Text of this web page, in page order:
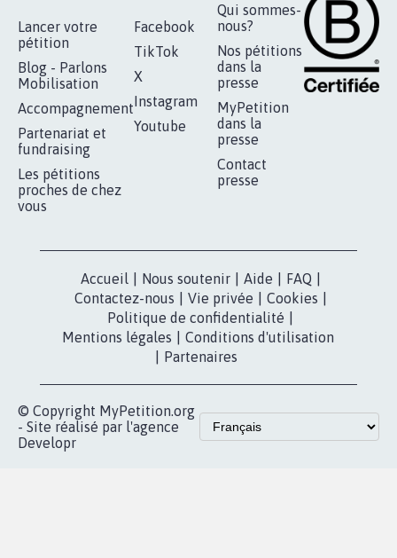
Lancer votre
pétition
Blog - Parlons
Mobilisation
Accompagnement
Partenariat et
fundraising
Les pétitions
proches de chez
vous
Facebook
TikTok
X
Instagram
Youtube
Qui sommes-
nous?
Nos pétitions
dans la
presse
MyPetition
dans la
presse
Contact
presse
Accueil Nous soutenir Aide FAQ
Contactez-nous
Vie privée Cookies
Politique de confidentialité
Mentions légales
Conditions d'utilisation
Partenaires
© Copyright MyPetition.org
- Site réalisé par l'agence
Developr